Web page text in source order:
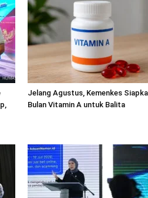
Jelang Agustus, Kemenkes
Bulan Vitamin A untuk Balita